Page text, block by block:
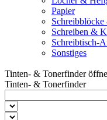
Papier
Schreiben &
Schreibtisch-
Sonstiges
Tinten- & Tonerfinder
Tinten- & Tonerfinder